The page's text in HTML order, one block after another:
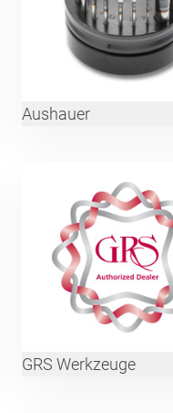
Aushauer
GRS Werkzeuge